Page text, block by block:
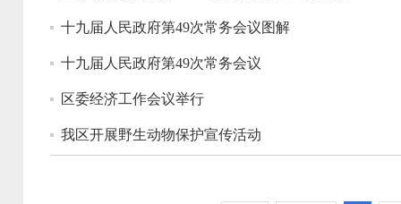
十九届人民政府第49次常务会议图解
十九届人民政府第49次常务会议
区委经济工作会议举行
我区开展野生动物保护宣传活动